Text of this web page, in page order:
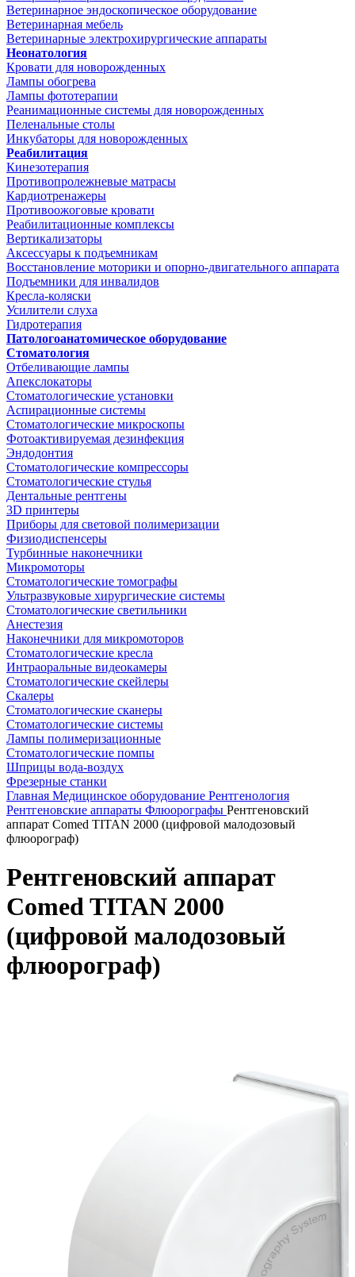
Ветеринарное эндоскопическое оборудование
Ветеринарная мебель
Ветеринарные электрохирургические аппараты
Неонатология
Кровати для новорожденных
Лампы обогрева
Лампы фототерапии
Реанимационные системы для новорожденных
Пеленальные столы
Инкубаторы для новорожденных
Реабилитация
Кинезотерапия
Противопролежневые матрасы
Кардиотренажеры
Противоожоговые кровати
Реабилитационные комплексы
Вертикализаторы
Аксессуары к подъемникам
Восстановление моторики и опорно-двигательного аппарата
Подъемники для инвалидов
Кресла-коляски
Усилители слуха
Гидротерапия
Патологоанатомическое оборудование
Стоматология
Отбеливающие лампы
Апекслокаторы
Стоматологические установки
Аспирационные системы
Стоматологические микроскопы
Фотоактивируемая дезинфекция
Эндодонтия
Стоматологические компрессоры
Стоматологические стулья
Дентальные рентгены
3D принтеры
Приборы для световой полимеризации
Физиодиспенсеры
Турбинные наконечники
Микромоторы
Стоматологические томографы
Ультразвуковые хирургические системы
Стоматологические светильники
Анестезия
Наконечники для микромоторов
Стоматологические кресла
Интраоральные видеокамеры
Стоматологические скейлеры
Скалеры
Стоматологические сканеры
Стоматологические системы
Лампы полимеризационные
Стоматологические помпы
Шприцы вода-воздух
Фрезерные станки
Главная Медицинское оборудование Рентгенология
Рентгеновские аппараты Флюорографы Рентгеновский
аппарат Comed TITAN 2000 (цифровой малодозовый
флюорограф)
Рентгеновский аппарат
Comed TITAN 2000
(цифровой малодозовый
флюорограф)